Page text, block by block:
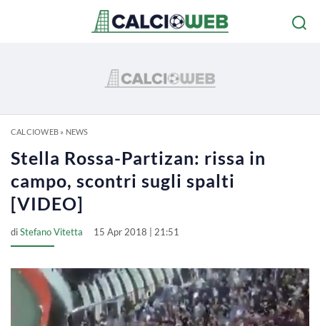
CALCIOWEB» NEWS
Stella Rossa-Partizan: rissa in
campo, scontri sugli spalti
[VIDEO]
diStefano Vitetta 15 Apr 2018 | 21:51